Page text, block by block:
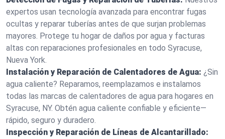
expertos usan tecnología avanzada para encontrar fugas
ocultas y reparar tuberías antes de que surjan problemas
mayores. Protege tu hogar de daños por agua y facturas
altas con reparaciones profesionales en todo Syracuse,
Nueva York.
Instalación y Reparación de Calentadores de Agua: ¿Sin
agua caliente? Reparamos, reemplazamos e instalamos
todas las marcas de calentadores de agua para hogares en
Syracuse, NY. Obtén agua caliente confiable y eficiente—
rápido, seguro y duradero.
Inspección y Reparación de Líneas de Alcantarillado: